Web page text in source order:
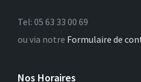
Tel: 05 63 33 00 69
ou via notre Formulaire de
Nos Horaires